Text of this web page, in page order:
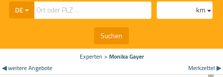
DE
km
Suchen
Experten > Monika Gayer
◀ weitere Angebote
Merkzettel ▶